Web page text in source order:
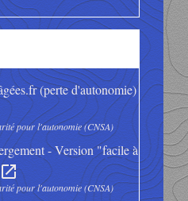
(perte d'autonomie)
pour l'autonomie (CNSA)
- Version "facile à
open_in_new
pour l'autonomie (CNSA)